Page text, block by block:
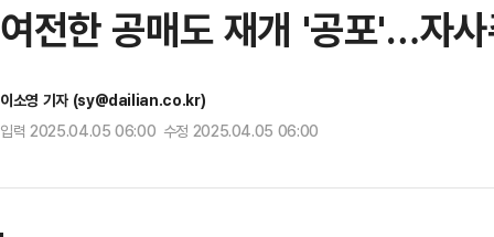
여전한 공매도 재개 '공포'…자
이소영 기자 (sy@dailian.co.kr)
입력 2025.04.05 06:00 수정 2025.04.05 06:00